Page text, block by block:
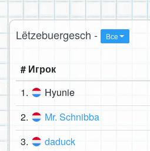
Lëtzebuergesch - Все
# Игрок
1.
Hyunie
2. Mr. Schnibba
3. daduck